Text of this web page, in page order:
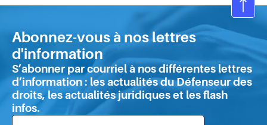
la
du
juin
2026
de
Abonnez-vous à nos lettres
d'information
S’abonner par courriel à nos différentes lettres
d’information : les actualités du Défenseur des
droits, les actualités juridiques et les flash
infos.